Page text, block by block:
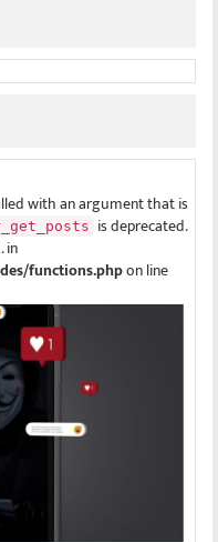
with an argument that is
is deprecated.
in
functions.phpon line